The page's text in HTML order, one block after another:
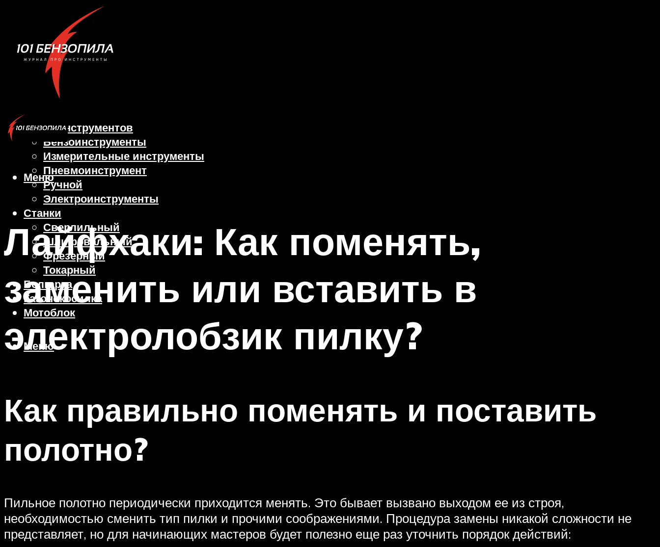
Виды инструментов
Бензоинструменты
Измерительные инструменты
Пневмоинструмент
Ручной
Электроинструменты
Станки
Сверлильный
Шлифовальный
Фрезерный
Токарный
Болгарка
Газонокосилка
Мотоблок
Меню
Меню
Лайфхаки: Как поменять,
заменить или вставить в
электролобзик пилку?
Как правильно поменять и поставить
полотно?
Пильное полотно периодически приходится менять. Это бывает вызвано выходом ее из строя,
необходимостью сменить тип пилки и прочими соображениями. Процедура замены никакой сложности не
представляет, но для начинающих мастеров будет полезно еще раз уточнить порядок действий: